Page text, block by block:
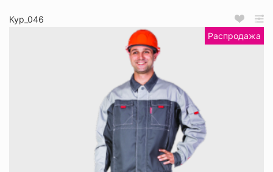
Кур_046
Распродажа